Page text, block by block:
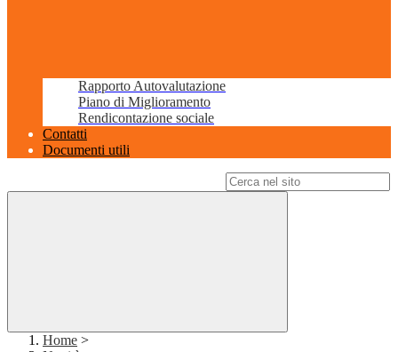
Rapporto Autovalutazione
Piano di Miglioramento
Rendicontazione sociale
Contatti
Documenti utili
Home >